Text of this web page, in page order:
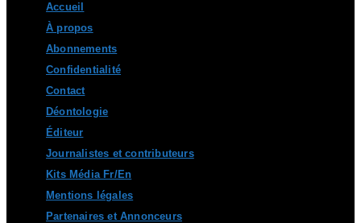
content
Accueil
À propos
Abonnements
Confidentialité
Contact
Déontologie
Éditeur
Journalistes et contributeurs
Kits Média Fr/En
Mentions légales
Partenaires et Annonceurs